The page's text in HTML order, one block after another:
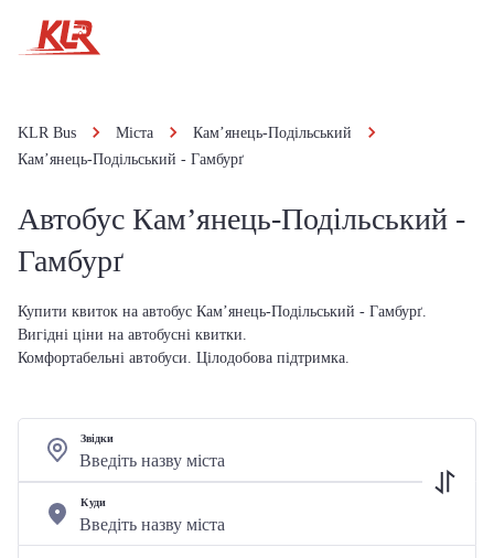
KLR Bus Міста
Кам’янець-Подільський
Кам’янець-Подільський - Гамбурґ
Автобус Кам’янець-Подільський -
Гамбурґ
Купити квиток на автобус Кам’янець-Подільський - Гамбурґ.
Вигідні ціни на автобусні квитки.
Комфортабельні автобуси. Цілодобова підтримка.
Звідки
Куди